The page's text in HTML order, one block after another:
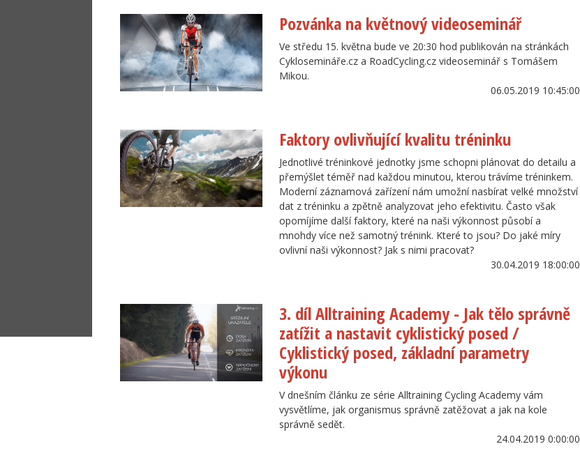
Pozvánka na květnový videoseminář
Ve středu 15. května bude ve 20:30 hod publikován na stránkách
Cyklosemináře.cz a RoadCycling.cz videoseminář s Tomášem
Mikou.
06.05.2019 10:45:00
Faktory ovlivňující kvalitu tréninku
Jednotlivé tréninkové jednotky jsme schopni plánovat do detailu a
přemýšlet téměř nad každou minutou, kterou trávíme tréninkem.
Moderní záznamová zařízení nám umožní nasbírat velké množství
dat z tréninku a zpětně analyzovat jeho efektivitu. Často však
opomíjíme další faktory, které na naši výkonnost působí a
mnohdy více než samotný trénink. Které to jsou? Do jaké míry
ovlivní naši výkonnost? Jak s nimi pracovat?
30.04.2019 18:00:00
3. díl Alltraining Academy - Jak tělo správně
zatížit a nastavit cyklistický posed /
Cyklistický posed, základní parametry
výkonu
V dnešním článku ze série Alltraining Cycling Academy vám
vysvětlíme, jak organismus správně zatěžovat a jak na kole
správně sedět.
24.04.2019 0:00:00